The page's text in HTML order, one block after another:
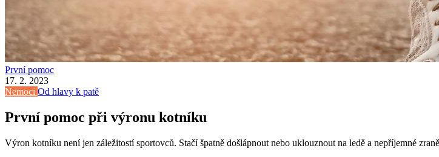
První pomoc
17. 2. 2023
Nemoci Od hlavy k patě
První pomoc při výronu kotníku
Výron kotníku není jen záležitostí sportovců. Stačí špatně došlápnout nebo uklouznout na ledě a nepříjemné